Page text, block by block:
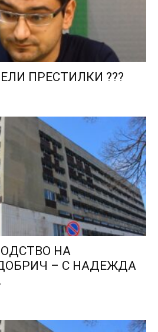
ПРЕСТИЛКИ ???
НА
– С НАДЕЖДА